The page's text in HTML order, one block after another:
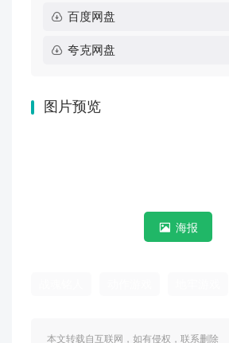
百度网盘
夸克网盘
图片预览
海报
本文转载自互联网，如有侵权，联系删除